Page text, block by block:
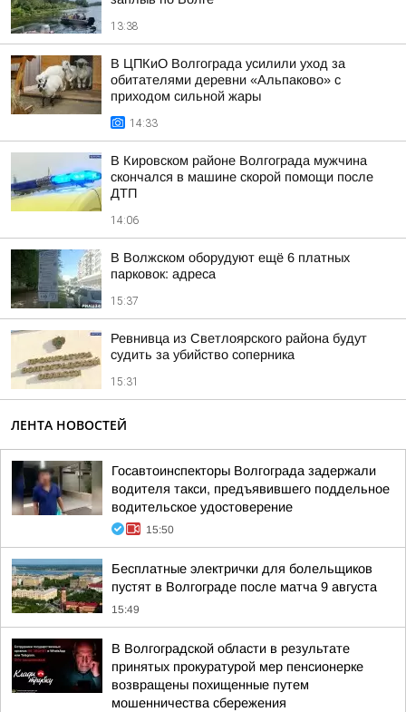
13:38
В ЦПКиО Волгограда усилили уход за
обитателями деревни «Альпаково» с
приходом сильной жары
14:33
В Кировском районе Волгограда мужчина
скончался в машине скорой помощи после
ДТП
14:06
В Волжском оборудуют ещё 6 платных
парковок: адреса
15:37
Ревнивца из Светлоярского района будут
судить за убийство соперника
15:31
ЛЕНТА НОВОСТЕЙ
Госавтоинспекторы Волгограда задержали
водителя такси, предъявившего поддельное
водительское удостоверение
15:50
Бесплатные электрички для болельщиков
пустят в Волгограде после матча 9 августа
15:49
В Волгоградской области в результате
принятых прокуратурой мер пенсионерке
возвращены похищенные путем
мошенничества сбережения